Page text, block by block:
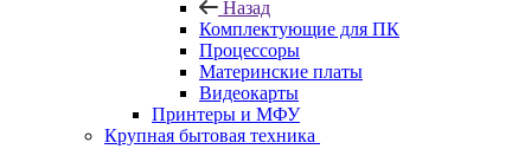
Назад
Комплектующие для ПК
Процессоры
Материнские платы
Видеокарты
Принтеры и МФУ
Крупная бытовая техника